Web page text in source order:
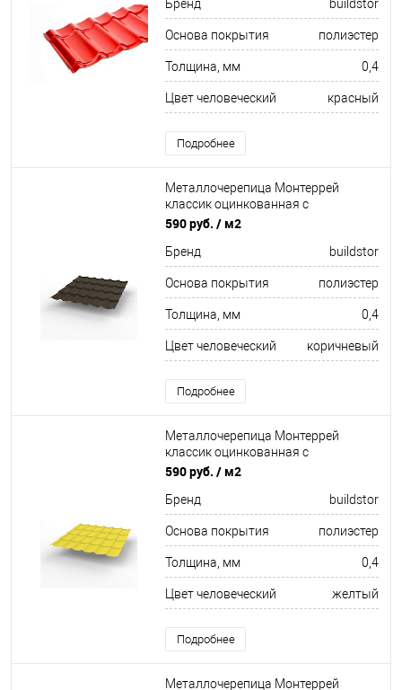
Бренд buildstor
Основа покрытия полиэстер
Толщина, мм 0,4
Цвет человеческий красный
Подробнее
Металлочерепица Монтеррей
классик оцинкованная с
полимерным покрытием
590 руб. / м2
Бренд buildstor
Основа покрытия полиэстер
Толщина, мм 0,4
Цвет человеческий коричневый
Подробнее
Металлочерепица Монтеррей
классик оцинкованная с
полимерным покрытием
590 руб. / м2
Бренд buildstor
Основа покрытия полиэстер
Толщина, мм 0,4
Цвет человеческий желтый
Подробнее
Металлочерепица Монтеррей